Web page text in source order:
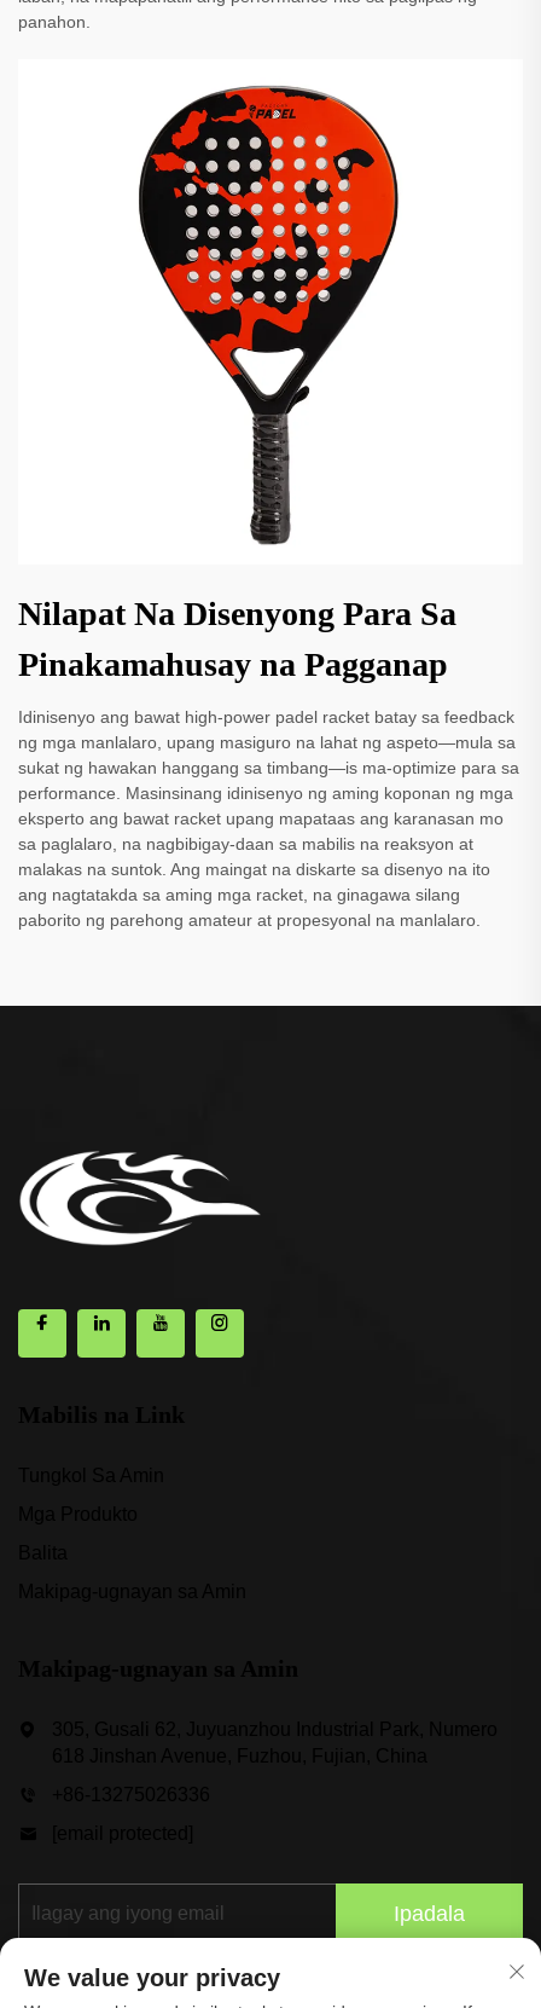
panahon.
Nilapat Na Disenyong Para Sa
Pinakamahusay na Pagganap
Idinisenyo ang bawat high-power padel racket batay sa feedback
ng mga manlalaro, upang masiguro na lahat ng aspeto—mula sa
sukat ng hawakan hanggang sa timbang—is ma-optimize para sa
performance. Masinsinang idinisenyo ng aming koponan ng mga
eksperto ang bawat racket upang mapataas ang karanasan mo
sa paglalaro, na nagbibigay-daan sa mabilis na reaksyon at
malakas na suntok. Ang maingat na diskarte sa disenyo na ito
ang nagtatakda sa aming mga racket, na ginagawa silang
paborito ng parehong amateur at propesyonal na manlalaro.
Ipadala
We value your privacy